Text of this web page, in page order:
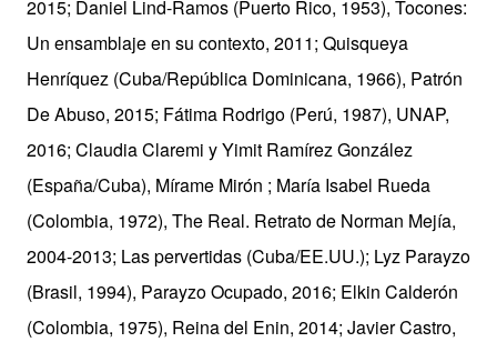
2015; Daniel Lind-Ramos (Puerto Rico, 1953), Tocones:
Un ensamblaje en su contexto, 2011; Quisqueya
Henríquez (Cuba/República Dominicana, 1966), Patrón
De Abuso, 2015; Fátima Rodrigo (Perú, 1987), UNAP,
2016; Claudia Claremi y Yimit Ramírez González
(España/Cuba), Mírame Mirón ; María Isabel Rueda
(Colombia, 1972), The Real. Retrato de Norman Mejía,
2004-2013; Las pervertidas (Cuba/EE.UU.); Lyz Parayzo
(Brasil, 1994), Parayzo Ocupado, 2016; Elkin Calderón
(Colombia, 1975), Reina del Enin, 2014; Javier Castro,